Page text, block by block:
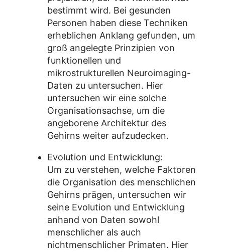
bestimmt wird. Bei gesunden
Personen haben diese Techniken
erheblichen Anklang gefunden, um
groß angelegte Prinzipien von
funktionellen und
mikrostrukturellen Neuroimaging-
Daten zu untersuchen. Hier
untersuchen wir eine solche
Organisationsachse, um die
angeborene Architektur des
Gehirns weiter aufzudecken.
Evolution und Entwicklung:
Um zu verstehen, welche Faktoren
die Organisation des menschlichen
Gehirns prägen, untersuchen wir
seine Evolution und Entwicklung
anhand von Daten sowohl
menschlicher als auch
nichtmenschlicher Primaten. Hier